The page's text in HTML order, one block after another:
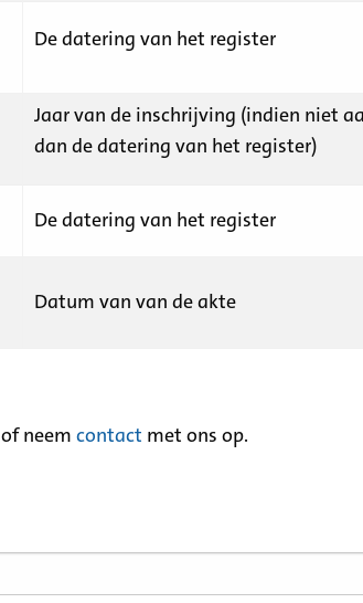
De datering van het register
Jaar van de inschrijving (indien niet
dan de datering van het register)
De datering van het register
Datum van van de akte
of neem contact met ons op.